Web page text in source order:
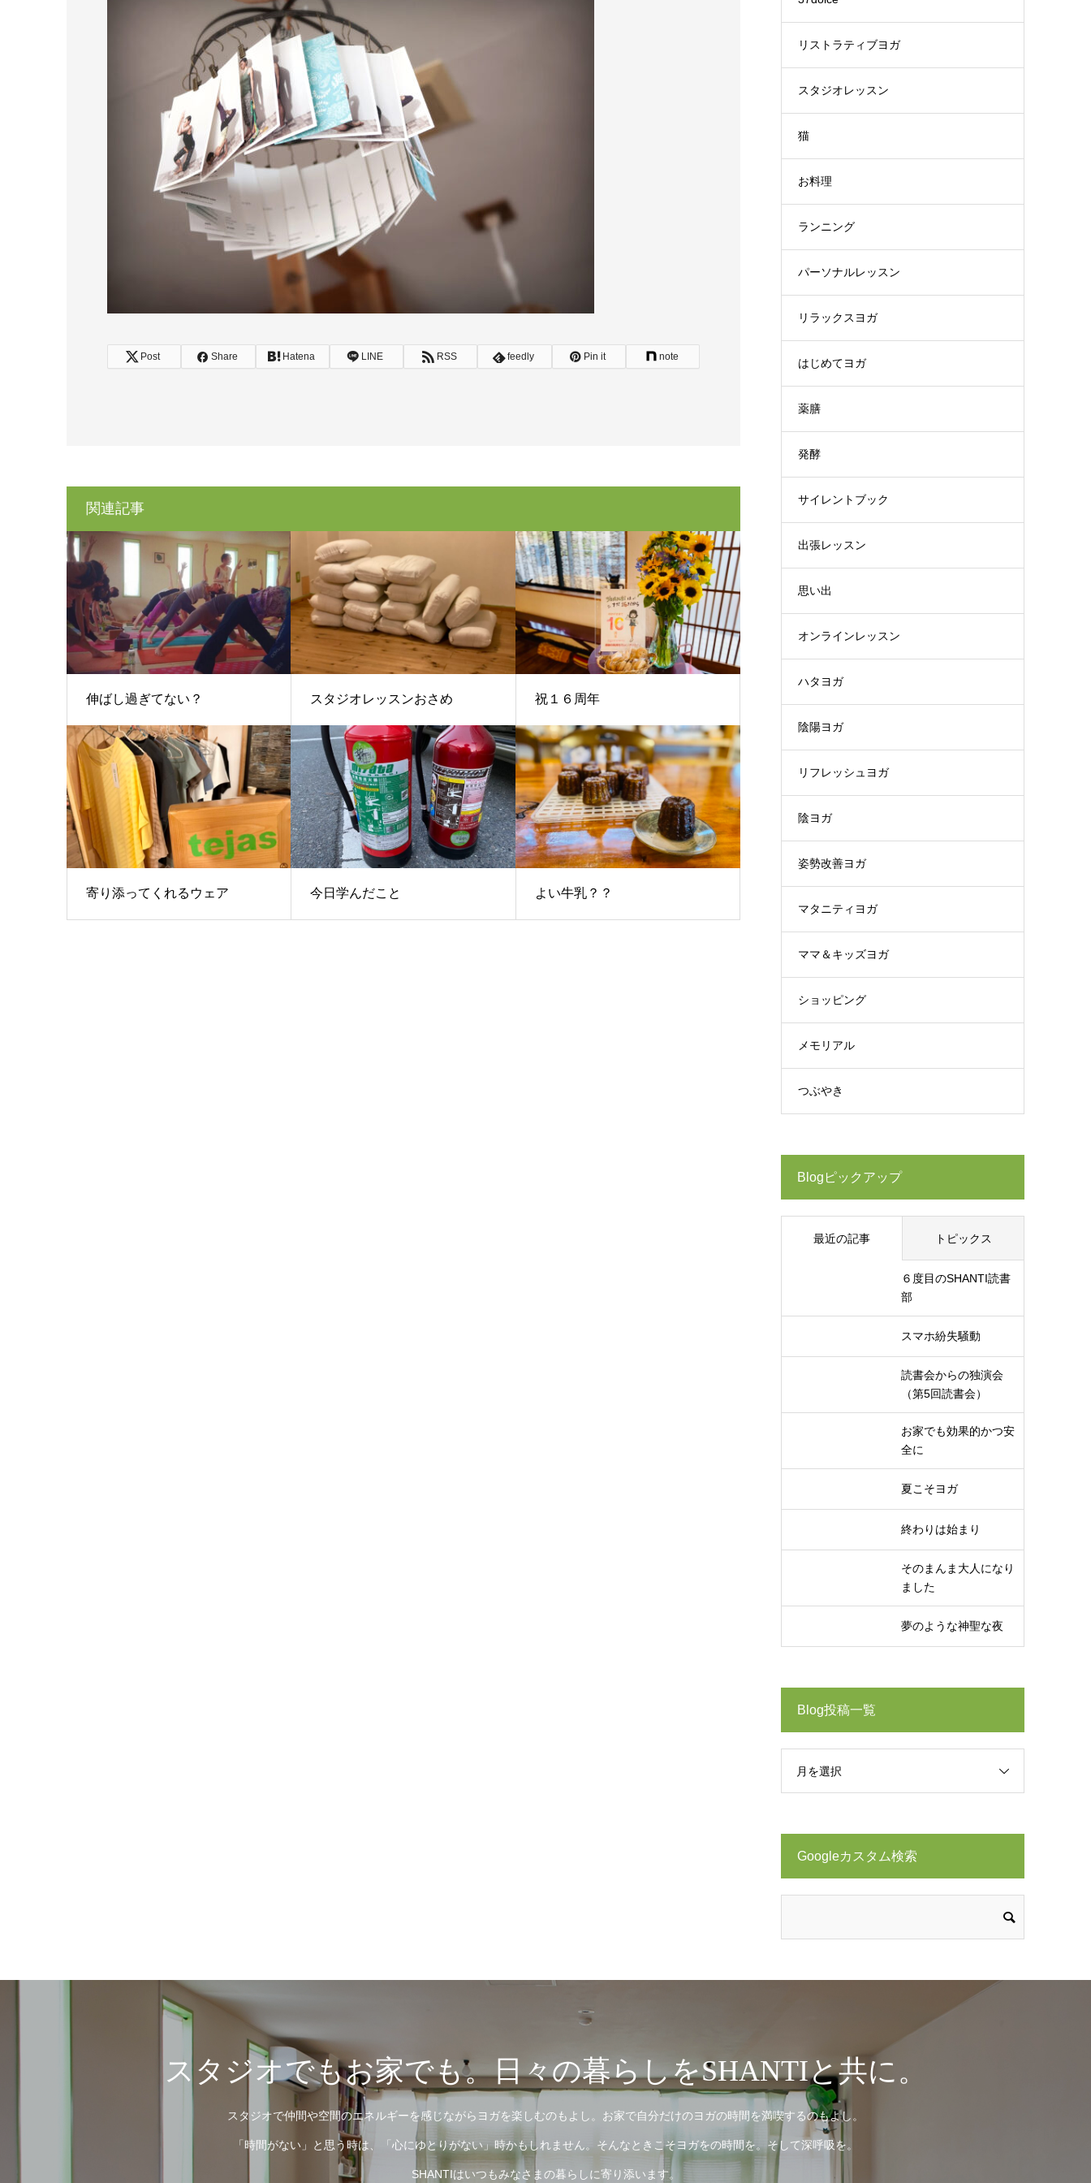
Post Share Hatena LINE RSS feedly Pin it note
関連記事
伸ばし過ぎてない？ スタジオレッスンおさめ 祝１６周年
寄り添ってくれるウェア 今日学んだこと よい牛乳？？
リストラティブヨガ
スタジオレッスン
猫
お料理
ランニング
パーソナルレッスン
リラックスヨガ
はじめてヨガ
薬膳
発酵
サイレントブック
出張レッスン
思い出
オンラインレッスン
ハタヨガ
陰陽ヨガ
リフレッシュヨガ
陰ヨガ
姿勢改善ヨガ
マタニティヨガ
ママ＆キッズヨガ
ショッピング
メモリアル
つぶやき
Blogピックアップ
最近の記事 トピックス
６度目のSHANTI読書
部
スマホ紛失騒動
読書会からの独演会
（第5回読書会）
お家でも効果的かつ安
全に
夏こそヨガ
終わりは始まり
そのまんま大人になり
ました
夢のような神聖な夜
Blog投稿一覧
月を選択
Googleカスタム検索
スタジオでもお家でも。日々の暮らしをSHANTIと共に。
スタジオで仲間や空間のエネルギーを感じながらヨガを楽しむのもよし。お家で自分だけのヨガの時間を満喫するのもよし。
「時間がない」と思う時は、「心にゆとりがない」時かもしれません。そんなときこそヨガをの時間を。そして深呼吸を。
SHANTIはいつもみなさまの暮らしに寄り添います。